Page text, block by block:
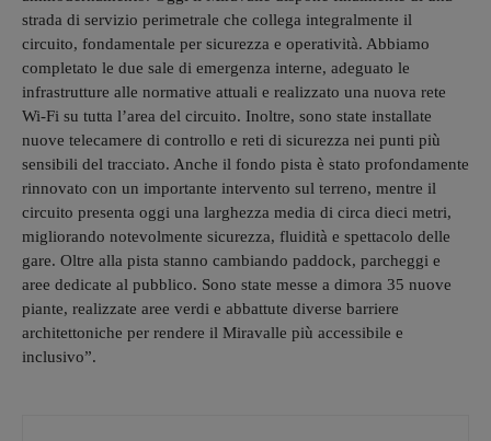
strada di servizio perimetrale che collega integralmente il
circuito, fondamentale per sicurezza e operatività. Abbiamo
completato le due sale di emergenza interne, adeguato le
infrastrutture alle normative attuali e realizzato una nuova rete
Wi-Fi su tutta l’area del circuito. Inoltre, sono state installate
nuove telecamere di controllo e reti di sicurezza nei punti più
sensibili del tracciato. Anche il fondo pista è stato profondamente
rinnovato con un importante intervento sul terreno, mentre il
circuito presenta oggi una larghezza media di circa dieci metri,
migliorando notevolmente sicurezza, fluidità e spettacolo delle
gare. Oltre alla pista stanno cambiando paddock, parcheggi e
aree dedicate al pubblico. Sono state messe a dimora 35 nuove
piante, realizzate aree verdi e abbattute diverse barriere
architettoniche per rendere il Miravalle più accessibile e
inclusivo”.